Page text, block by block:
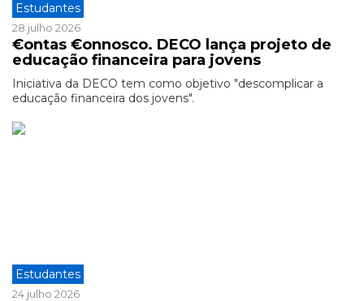
Estudantes
28 julho 2026
€ontas €onnosco. DECO lança projeto de
educação financeira para jovens
Iniciativa da DECO tem como objetivo "descomplicar a
educação financeira dos jovens".
Estudantes
24 julho 2026